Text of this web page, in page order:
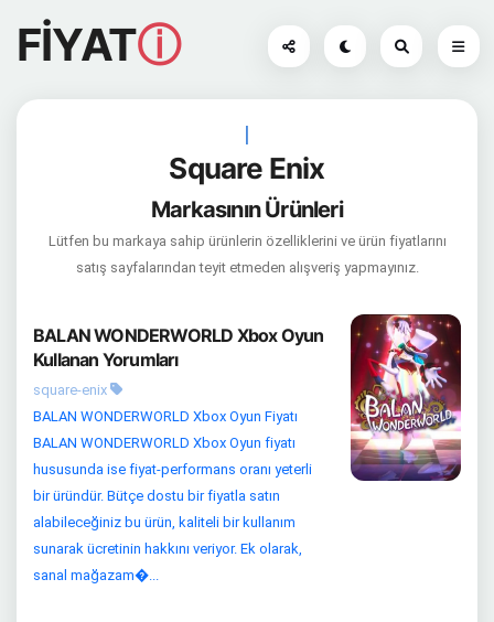
FİYATⓘ
|
Square Enix
Markasının Ürünleri
Lütfen bu markaya sahip ürünlerin özelliklerini ve ürün fiyatlarını
satış sayfalarından teyit etmeden alışveriş yapmayınız.
BALAN WONDERWORLD Xbox Oyun
Kullanan Yorumları
square-enix
BALAN WONDERWORLD Xbox Oyun Fiyatı
BALAN WONDERWORLD Xbox Oyun fiyatı
hususunda ise fiyat-performans oranı yeterli
bir üründür. Bütçe dostu bir fiyatla satın
alabileceğiniz bu ürün, kaliteli bir kullanım
sunarak ücretinin hakkını veriyor. Ek olarak,
sanal mağazam�...